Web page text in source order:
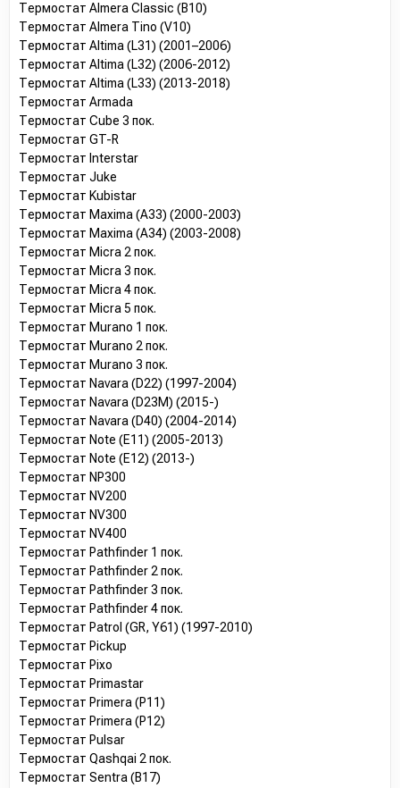
Термостат Almera Classic (B10)
Термостат Almera Tino (V10)
Термостат Altima (L31) (2001–2006)
Термостат Altima (L32) (2006-2012)
Термостат Altima (L33) (2013-2018)
Термостат Armada
Термостат Cube 3 пок.
Термостат GT-R
Термостат Interstar
Термостат Juke
Термостат Kubistar
Термостат Maxima (A33) (2000-2003)
Термостат Maxima (A34) (2003-2008)
Термостат Micra 2 пок.
Термостат Micra 3 пок.
Термостат Micra 4 пок.
Термостат Micra 5 пок.
Термостат Murano 1 пок.
Термостат Murano 2 пок.
Термостат Murano 3 пок.
Термостат Navara (D22) (1997-2004)
Термостат Navara (D23M) (2015-)
Термостат Navara (D40) (2004-2014)
Термостат Note (E11) (2005-2013)
Термостат Note (E12) (2013-)
Термостат NP300
Термостат NV200
Термостат NV300
Термостат NV400
Термостат Pathfinder 1 пок.
Термостат Pathfinder 2 пок.
Термостат Pathfinder 3 пок.
Термостат Pathfinder 4 пок.
Термостат Patrol (GR, Y61) (1997-2010)
Термостат Pickup
Термостат Pixo
Термостат Primastar
Термостат Primera (P11)
Термостат Primera (P12)
Термостат Pulsar
Термостат Qashqai 2 пок.
Термостат Sentra (B17)